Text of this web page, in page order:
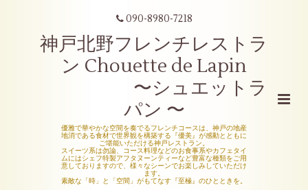
090-8980-7218
神戸北野フレンチレストラ
ン Chouette de Lapin
〜シュエットラ
パン 〜
優雅で華やかな空間を奏でるフレンチコースは、神戸の地産
地消である食材で世界観を構築する『優美』が感動とともに
ご堪能いただける神戸レストラン。
スイーツ系は勿論、コース料理などのお食事系やカフェタイ
ムにはシェフ特製アフタヌーンティーなど豊富な種類をご用
意しておりますので、様々なシーンでお楽しみしていただけ
ます。
素敵な「時」と「空間」がもてなす『至極』のひとときを。